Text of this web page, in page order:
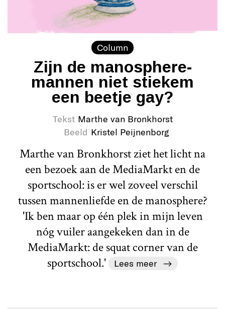
Column
Zijn de manosphere-
mannen niet stiekem
een beetje gay?
Tekst Marthe van Bronkhorst
Beeld Kristel Peijnenborg
Marthe van Bronkhorst ziet het licht na
een bezoek aan de MediaMarkt en de
sportschool: is er wel zoveel verschil
tussen mannenliefde en de manosphere?
'Ik ben maar op één plek in mijn leven
nóg vuiler aangekeken dan in de
MediaMarkt: de squat corner van de
sportschool.'
Lees meer